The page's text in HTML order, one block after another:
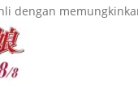
dengan